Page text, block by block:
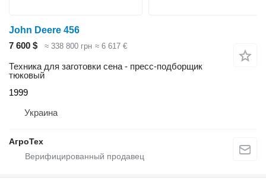
John Deere 456
7 600 $
≈ 338 800 грн ≈ 6 617 €
Техника для заготовки сена - пресс-подборщик
тюковый
1999
Украина
АгроТех